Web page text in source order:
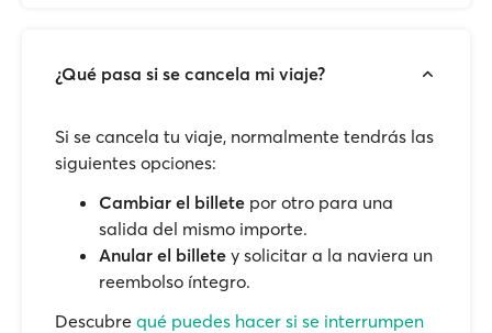
¿Qué pasa si se cancela mi viaje?
Si se cancela tu viaje, normalmente tendrás las
siguientes opciones:
Cambiar el billete por otro para una
salida del mismo importe.
Anular el billete y solicitar a la naviera un
reembolso íntegro.
Descubre qué puedes hacer si se interrumpen